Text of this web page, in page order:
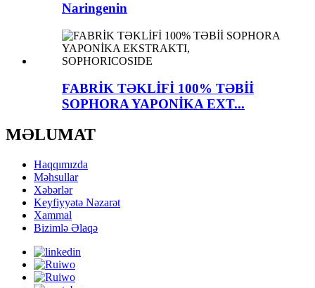
Naringenin
FABRİK TƏKLİFİ 100% TƏBİİ
SOPHORA YAPONİKA EXT...
MƏLUMAT
Haqqımızda
Məhsullar
Xəbərlər
Keyfiyyətə Nəzarət
Xammal
Bizimlə Əlaqə